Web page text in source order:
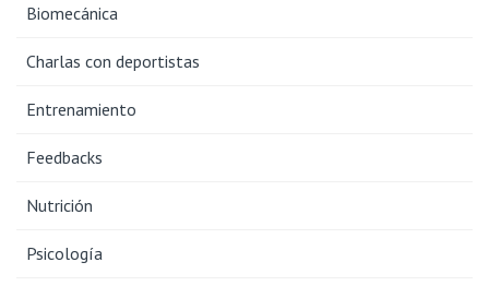
Biomecánica
Charlas con deportistas
Entrenamiento
Feedbacks
Nutrición
Psicología